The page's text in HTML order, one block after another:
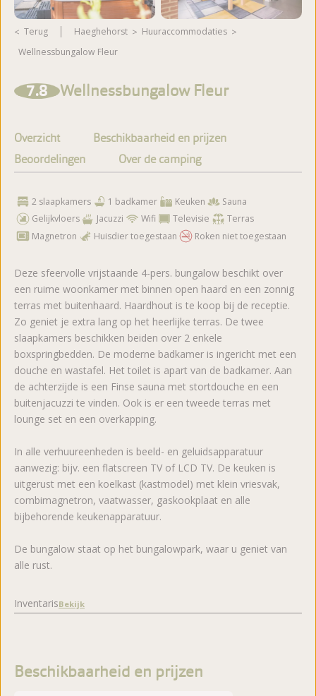
Terug Haeghehorst
huuraccommodaties
Wellnessbungalow Fleur
7.8 Wellnessbungalow Fleur
Overzicht
Beschikbaarheid en prijzen
Beoordelingen
Over de camping
2 slaapkamers 1 badkamer Keuken
Sauna
Gelijkvloers
Jacuzzi Wifi Televisie
Terras
Magnetron
Huisdier toegestaan Roken niet toegestaan
Deze sfeervolle vrijstaande 4-pers. bungalow beschikt over
een ruime woonkamer met binnen open haard en een zonnig
terras met buitenhaard. Haardhout is te koop bij de receptie.
Zo geniet je extra lang op het heerlijke terras. De twee
slaapkamers beschikken beiden over 2 enkele
boxspringbedden. De moderne badkamer is ingericht met een
douche en wastafel. Het toilet is apart van de badkamer. Aan
de achterzijde is een Finse sauna met stortdouche en een
buitenjacuzzi te vinden. Ook is er een tweede terras met
lounge set en een overkapping.
In alle verhuureenheden is beeld- en geluidsapparatuur
aanwezig: bijv. een flatscreen TV of LCD TV. De keuken is
uitgerust met een koelkast (kastmodel) met klein vriesvak,
combimagnetron, vaatwasser, gaskookplaat en alle
bijbehorende keukenapparatuur.
De bungalow staat op het bungalowpark, waar u geniet van
alle rust.
InventarisBekijk
Beschikbaarheid en prijzen